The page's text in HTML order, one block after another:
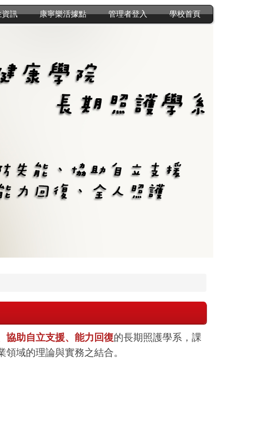
資訊 康寧樂活據點 管理者登入 學校首頁
協助自立支援、能力回復的長期照護學系，課
域的理論與實務之結合。